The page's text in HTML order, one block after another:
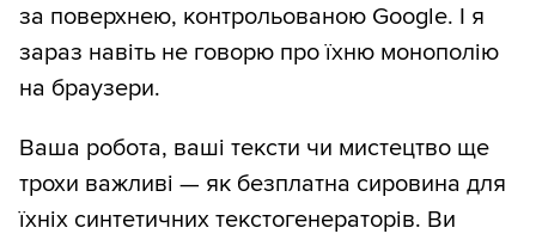
за поверхнею, контрольованою Google. І я
зараз навіть не говорю про їхню монополію
на браузери.
Ваша робота, ваші тексти чи мистецтво ще
трохи важливі — як безплатна сировина для
їхніх синтетичних текстогенераторів. Ви